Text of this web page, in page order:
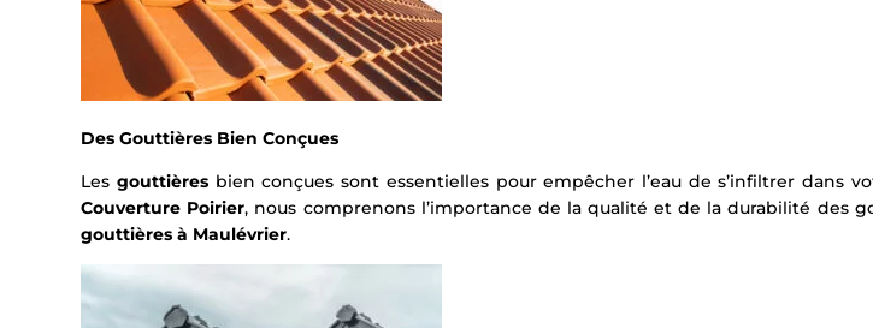
Des Gouttières Bien Conçues
Les gouttièresbien conçues sont essentielles pour empêcher l’eau de s’infiltrer dans
Couverture Poirier, nous comprenons l’importance de la qualité et de la durabilité des
gouttières à Maulévrier.